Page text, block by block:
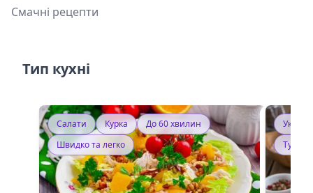
Смачні рецепти
Тип кухні
Салати Курка
До 60 хвилин
Швидко та легко